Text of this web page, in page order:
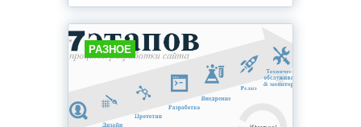
РАЗНОЕ